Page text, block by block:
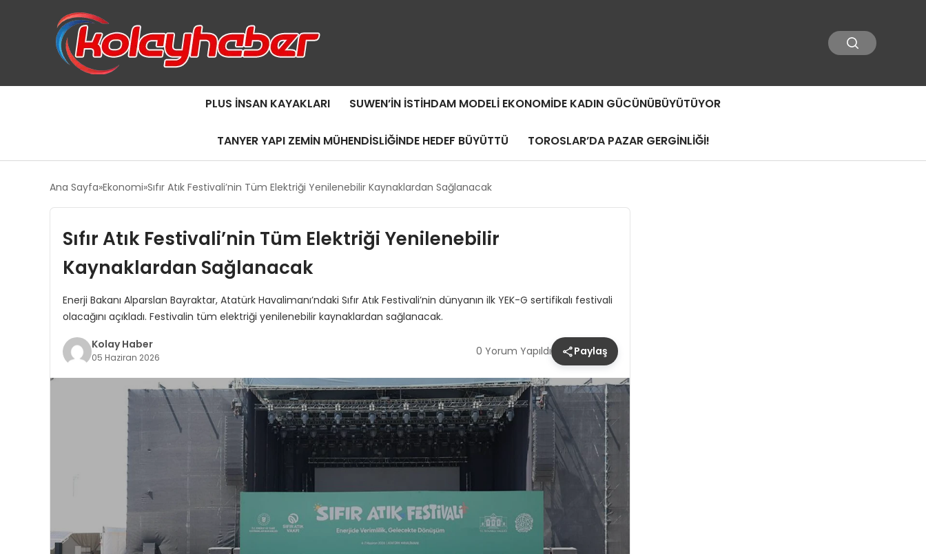
PLUS İNSAN KAYAKLARI SUWEN’IN İSTIHDAM MODELI EKONOMIDE KADIN GÜCÜNÜBÜYÜTÜYOR
TANYER YAPI ZEMIN MÜHENDISLIĞINDE HEDEF BÜYÜTTÜ TOROSLAR’DA PAZAR GERGİNLİĞİ!
Ana Sayfa Ekonomi Sıfır Atık Festivali’nin Tüm Elektriği Yenilenebilir Kaynaklardan Sağlanacak
Sıfır Atık Festivali’nin Tüm Elektriği Yenilenebilir
Kaynaklardan Sağlanacak
Enerji Bakanı Alparslan Bayraktar, Atatürk Havalimanı’ndaki Sıfır Atık Festivali’nin dünyanın ilk YEK-G sertifikalı festivali
olacağını açıkladı. Festivalin tüm elektriği yenilenebilir kaynaklardan sağlanacak.
Kolay Haber
05 Haziran 2026 0 Yorum Yapıldı Paylaş